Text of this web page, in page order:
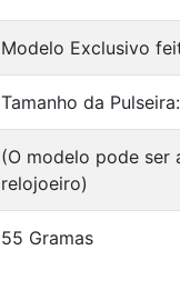
Modelo Exclusivo
Tamanho da
(O modelo pode ser
relojoeiro)
55 Gramas